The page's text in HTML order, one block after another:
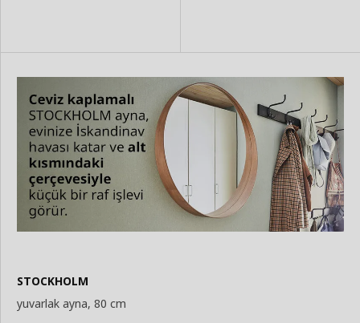
STOCKHOLM
yuvarlak ayna, 80 cm